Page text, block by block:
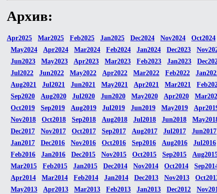
Архив:
Apr2025 Mar2025 Feb2025 Jan2025 Dec2024 Nov2024
Oct2024
May2024
Apr2024 Mar2024 Feb2024 Jan2024 Dec2023
Jun2023
May2023 Apr2023 Mar2023 Feb2023 Jan2023
Jul2022
Jun2022 May2022 Apr2022 Mar2022 Feb2022
Aug2021
Jul2021 Jun2021 May2021 Apr2021 Mar2021
Sep2020
Aug2020 Jul2020 Jun2020 May2020 Apr2020
Oct2019
Sep2019 Aug2019 Jul2019 Jun2019 May2019
Nov2018
Oct2018 Sep2018 Aug2018 Jul2018 Jun2018
Dec2017
Nov2017 Oct2017 Sep2017 Aug2017 Jul2017
Jun2017
Jan2017
Dec2016 Nov2016 Oct2016 Sep2016 Aug2016
Jul2016
Feb2016
Jan2016 Dec2015 Nov2015 Oct2015 Sep2015
Mar2015
Feb2015 Jan2015 Dec2014 Nov2014 Oct2014
Apr2014
Mar2014 Feb2014 Jan2014 Dec2013 Nov2013
May2013
Apr2013 Mar2013 Feb2013 Jan2013 Dec2012